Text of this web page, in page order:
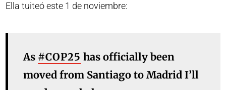
Ella tuiteó este 1 de noviembre:
As #COP25 has officially been
moved from Santiago to Madrid I’ll